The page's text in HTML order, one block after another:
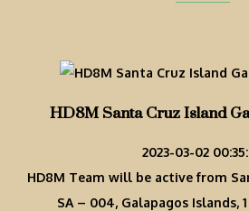
HD8M Santa Cruz Island
2023-03-02
HD8M Team will be active from
SA – 004, Galapagos Islands, 1